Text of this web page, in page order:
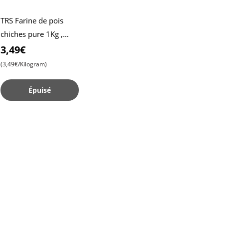
TRS Farine de pois
chiches pure 1Kg ,
Farine de pois chiches
, Farine de pois
3,49€
(3,49€/Kilogram)
Épuisé